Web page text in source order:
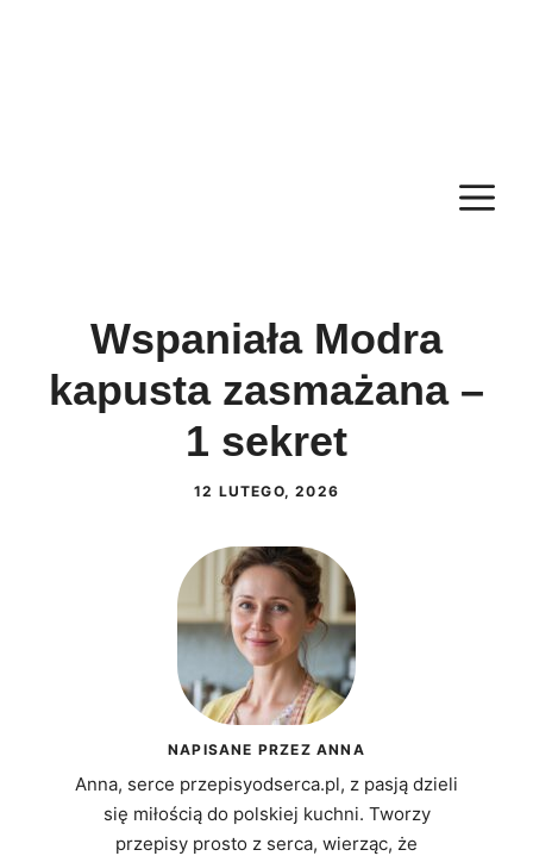
Wspaniała Modra
kapusta zasmażana –
1 sekret
12 LUTEGO, 2026
NAPISANE PRZEZ ANNA
Anna, serce przepisyodserca.pl, z pasją dzieli
się miłością do polskiej kuchni. Tworzy
przepisy prosto z serca, wierząc, że